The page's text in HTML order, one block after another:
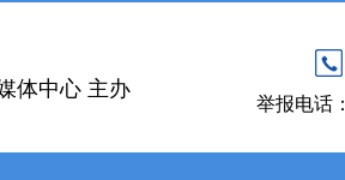
举报电话：
体中心 主办